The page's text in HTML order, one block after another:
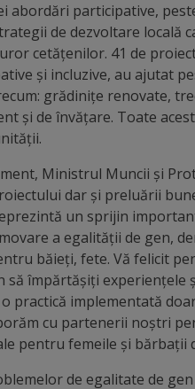
abordări participative,
de dezvoltare locală
cetățenilor. 41 de
și incluzive, au ajutat
grădinițe renovate,
și de învățare. Toate
Ministrul Muncii și
dar și preluării
un sprijin
a egalității de gen,
băieți, fete. Vă felicit
să împărtășiți
practică implementată
cu partenerii noștri
pentru femeile și bărbații
de egalitate de